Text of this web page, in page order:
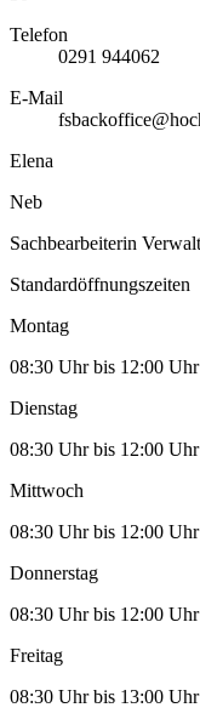
Telefon
0291 944062
E-Mail
Elena
Neb
Sachbearbeiterin
Standardöffnungszeiten
Montag
08:30 Uhr bis 12:00
Dienstag
08:30 Uhr bis 12:00
Mittwoch
08:30 Uhr bis 12:00
Donnerstag
08:30 Uhr bis 12:00
Freitag
08:30 Uhr bis 13:00 Uhr